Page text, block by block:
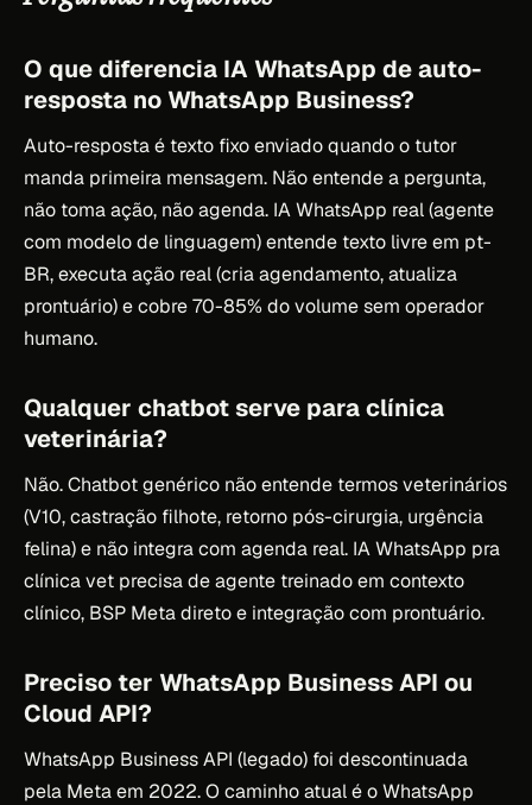
O que diferencia IA WhatsApp de auto-
resposta no WhatsApp Business?
Auto-resposta é texto fixo enviado quando o tutor
manda primeira mensagem. Não entende a pergunta,
não toma ação, não agenda. IA WhatsApp real (agente
com modelo de linguagem) entende texto livre em pt-
BR, executa ação real (cria agendamento, atualiza
prontuário) e cobre 70-85% do volume sem operador
humano.
Qualquer chatbot serve para clínica
veterinária?
Não. Chatbot genérico não entende termos veterinários
(V10, castração filhote, retorno pós-cirurgia, urgência
felina) e não integra com agenda real. IA WhatsApp pra
clínica vet precisa de agente treinado em contexto
clínico, BSP Meta direto e integração com prontuário.
Preciso ter WhatsApp Business API ou
Cloud API?
WhatsApp Business API (legado) foi descontinuada
pela Meta em 2022. O caminho atual é o WhatsApp